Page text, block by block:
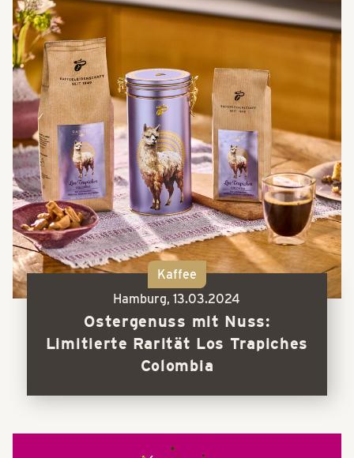
Kaffee
Hamburg,13.03.2024
Ostergenuss mit Nuss:
Limitierte Rarität Los Trapiches
Colombia